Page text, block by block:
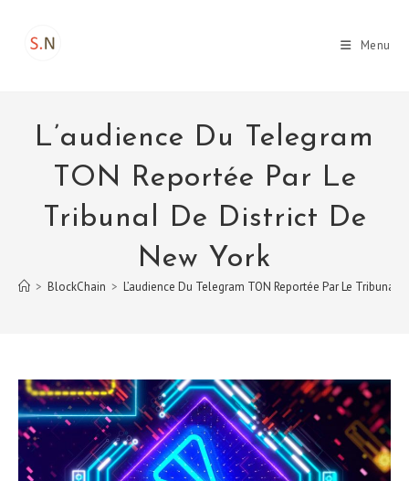
Menu
L’audience Du Telegram
TON Reportée Par Le
Tribunal De District De
New York
> BlockChain > L’audience Du Telegram TON Reportée Par Le Tribunal